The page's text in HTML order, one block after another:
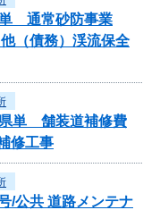
単 通常砂防事業
（債務）渓流保全
県単 舗装道補修費
修工事
/公共 道路メンテナ